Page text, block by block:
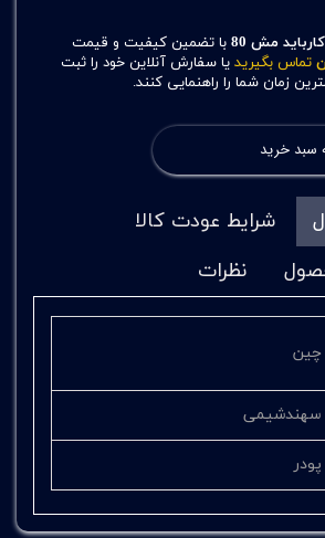
مش 80
با تضمین کیفیت و قیمت
تماس بگیرید یا سفارش آنلاین خود را ثبت
زمان شما را راهنمایی کنند.
سبد خرید
شرایط عودت کالا
نظرات
چین
سهندشیمی
پودر